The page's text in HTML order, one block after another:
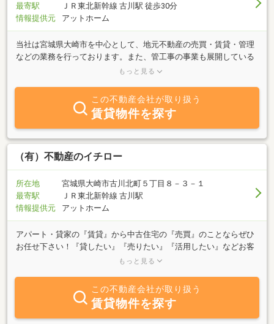
最寄駅
ＪＲ東北新幹線 古川駅 徒歩30分
情報提供元
アットホーム
当社は宮城県大崎市を中心として、地元不動産の売買・賃貸・管理
などの業務を行っております。また、管工事の事業も展開している
ため、水廻りに関するトラブルにも迅速に対応いたします！ご相談
す。詳細の物件資料のご請求や、内覧のご予約は、お電話・メー
ル・LINEにて、お気軽にご連絡ください♪
もっと見る
この不動産会社が取り扱う
賃貸物件を探す
（有）不動産のイチロー
所在地
宮城県大崎市古川北町５丁目８－３－１
最寄駅
ＪＲ東北新幹線 古川駅
情報提供元
アットホーム
アパート・貸家の『賃貸』から中古住宅の『売買』のことならぜひ
お任せ下さい！『貸したい』『売りたい』『活用したい』などお客
様のニーズに応えるべく『住まいの総合商社』として最新情報の収
へ連絡を！☆きっとみつかる希望の住まい☆
もっと見る
この不動産会社が取り扱う
賃貸物件を探す